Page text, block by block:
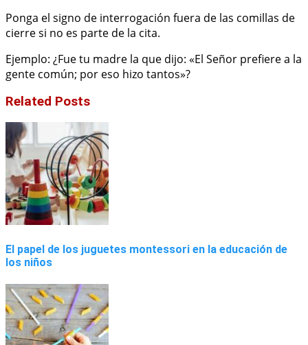
Ponga el signo de interrogación fuera de las comillas de
cierre si no es parte de la cita.
Ejemplo: ¿Fue tu madre la que dijo: «El Señor prefiere a la
gente común; por eso hizo tantos»?
Related Posts
El papel de los juguetes montessori en la educación de
los niños